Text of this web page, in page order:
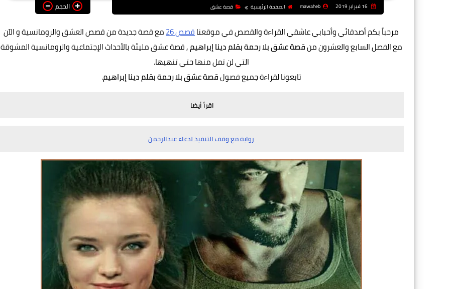
mawaheb الصفحة الرئيسية قصة عشق الحجم
مرحباً بكم أصدقائي وأحبابي عاشقي القراءة والقصص في موقعناقصص 26 مع قصة جديدة من قصص العشق والرومانسية و الآن
مع الفصل السابع والعشرون منقصة عشق بلا رحمة بقلم دينا إبراهيم ,قصة عشق مليئة بالأحداث الإجتماعية والرومانسية المشوقة
التي لن تمل منها حتي تنهيها.
تابعونا لقراءة جميع فصولقصة عشق بلا رحمة بقلم دينا إبراهيم.
اقرأ أيضا
رواية مع وقف التنفيذ لدعاء عبدالرحمن